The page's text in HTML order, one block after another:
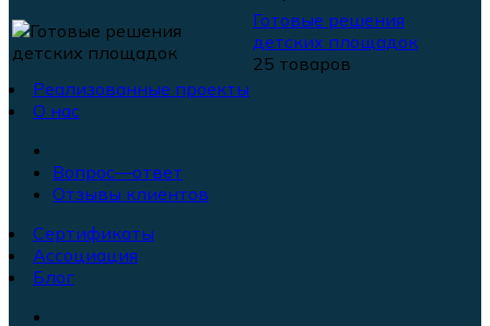
Готовые решения
детских площадок
25 товаров
Реализованные проекты
О нас
Вопрос—ответ
Отзывы клиентов
Сертификаты
Ассоциация
Блог